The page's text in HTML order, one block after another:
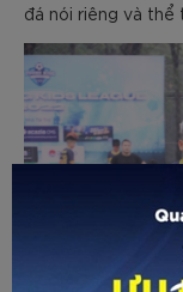
đá nói riêng và thể